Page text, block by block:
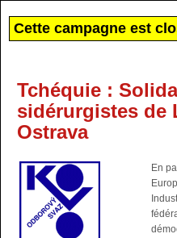
Cette campagne est
Tchéquie :
sidérurgistes de
Ostrava
En